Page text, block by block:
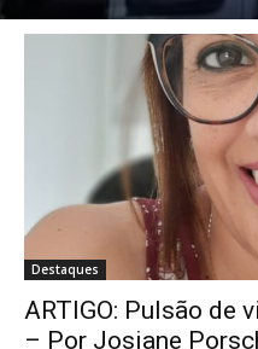
Destaques
ARTIGO: Pulsão de
– Por Josiane